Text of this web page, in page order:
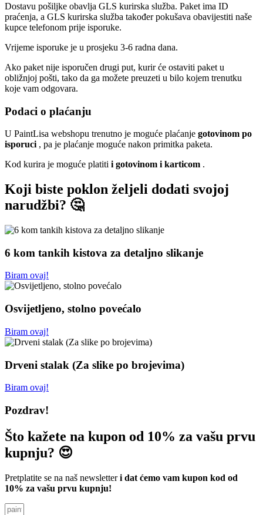
Dostavu pošiljke obavlja GLS kurirska služba. Paket ima ID
praćenja, a GLS kurirska služba također pokušava obavijestiti naše
kupce telefonom prije isporuke.
Vrijeme isporuke je u prosjeku 3-6 radna dana.
Ako paket nije isporučen drugi put, kurir će ostaviti paket u
obližnjoj pošti, tako da ga možete preuzeti u bilo kojem trenutku
koje vam odgovara.
Podaci o plaćanju
U PaintLisa webshopu trenutno je moguće plaćanje gotovinom po
isporuci , pa je plaćanje moguće nakon primitka paketa.
Kod kurira je moguće platiti i gotovinom i karticom .
Koji biste poklon željeli dodati svojoj
narudžbi? 🤔
6 kom tankih kistova za detaljno slikanje
Biram ovaj!
Osvijetljeno, stolno povećalo
Biram ovaj!
Drveni stalak (Za slike po brojevima)
Biram ovaj!
Pozdrav!
Što kažete na kupon od 10% za vašu prvu
kupnju? 😍
Pretplatite se na naš newsletteri dat ćemo vam kupon kod od
10% za vašu prvu kupnju!